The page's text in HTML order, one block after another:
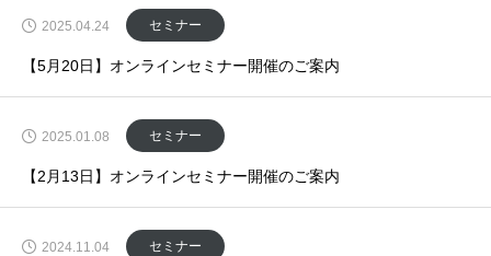
2025.04.24 セミナー
【5月20日】オンラインセミナー開催のご案内
2025.01.08 セミナー
【2月13日】オンラインセミナー開催のご案内
2024.11.04 セミナー